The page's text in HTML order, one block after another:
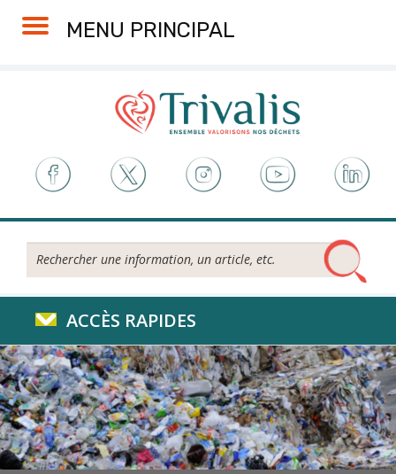
MENU PRINCIPAL
Rechercher...
ACCÈS RAPIDES